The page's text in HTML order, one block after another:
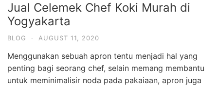
Jual Celemek Chef Koki Murah di
Yogyakarta
BLOG · AUGUST 11, 2020
Menggunakan sebuah apron tentu menjadi hal yang
penting bagi seorang chef, selain memang membantu
untuk meminimalisir noda pada pakaiaan, apron juga